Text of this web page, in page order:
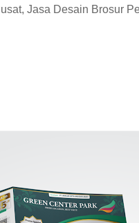
Jasa Desain Brosur